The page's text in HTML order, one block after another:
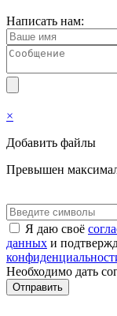
Написать нам:
×
Добавить файлы
Превышен
Я даю своё
данных и
Необходимо дать
Отправить